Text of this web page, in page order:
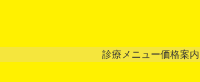
診療メニュー価格案内